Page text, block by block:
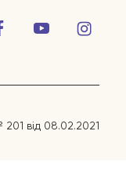
від 08.02.2021